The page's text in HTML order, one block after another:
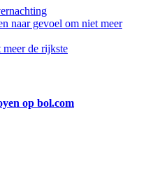
naar gevoel om niet meer
de rijkste
op bol.com